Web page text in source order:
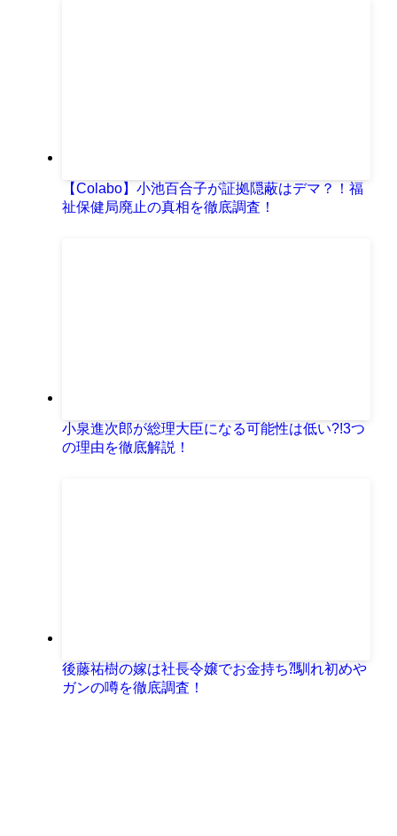
【Colabo】小池百合子が証拠隠蔽はデマ？！福
祉保健局廃止の真相を徹底調査！
小泉進次郎が総理大臣になる可能性は低い?!3つ
の理由を徹底解説！
後藤祐樹の嫁は社長令嬢でお金持ち⁈馴れ初めや
ガンの噂を徹底調査！